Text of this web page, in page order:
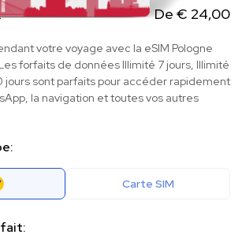
De € 24,00
votre voyage avec la eSIM Pologne
forfaits de données Illimité 7 jours, Illimité
jours sont parfaits pour accéder rapidement
la navigation et toutes vos autres
Carte SIM